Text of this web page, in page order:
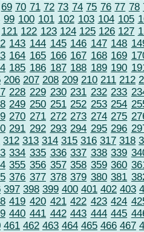
69 70 71 72 73 74 75 76 77 78
99 100 101 102 103 104 105
121 122 123 124 125 126 127
143 144 145 146 147 148
164 165 166 167 168 169
185 186 187 188 189 190
206 207 208 209 210 211 212
228 229 230 231 232 233
249 250 251 252 253 254
270 271 272 273 274 275
291 292 293 294 295 296
312 313 314 315 316 317 318
334 335 336 337 338 339
355 356 357 358 359 360
376 377 378 379 380 381
397 398 399 400 401 402 403
419 420 421 422 423 424
440 441 442 443 444 445
461 462 463 464 465 466 467